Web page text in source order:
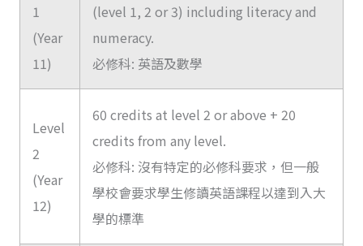
1
(Year
11)
(level 1, 2 or 3) including literacy and
numeracy.
必修科: 英語及數學
Level
2
(Year
12)
60 credits at level 2 or above + 20
credits from any level.
必修科: 沒有特定的必修科要求，但一般
學校會要求學生修讀英語課程以達到入大
學的標準